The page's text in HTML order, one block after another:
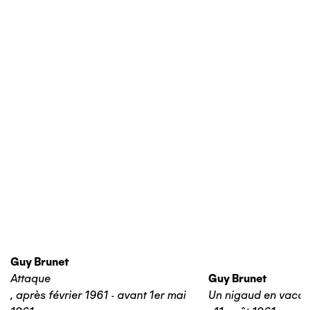
Guy Brunet
Attaque
, après février 1961 - avant 1er mai
Guy Brunet
Un nigaud en